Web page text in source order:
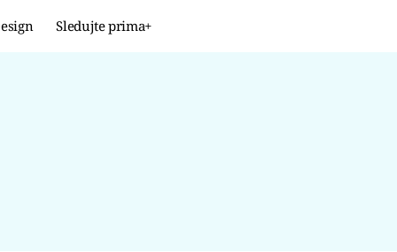
Sledujte prima+